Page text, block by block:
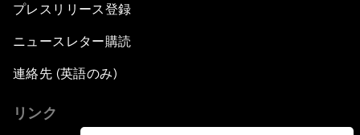
プレスリリース登録
ニュースレター購読
連絡先 (英語のみ)
リンク